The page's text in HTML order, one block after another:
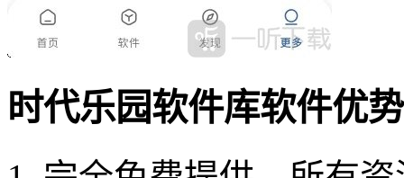
时代乐园软件库软件优势